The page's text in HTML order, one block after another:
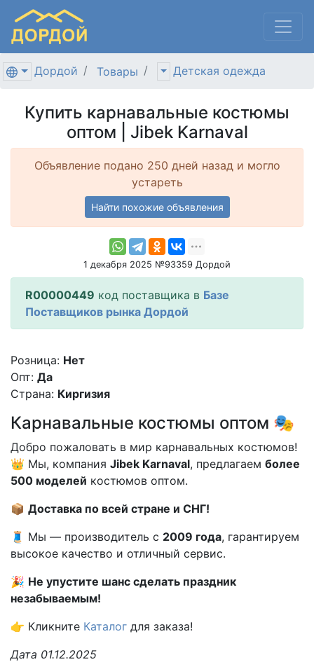
Дордой Товары Детская одежда
Купить карнавальные костюмы
оптом | Jibek Karnaval
Объявление подано 250 дней назад и могло
устареть
Найти похожие объявления
1 декабря 2025 №93359 Дордой
R00000449 код поставщика в Базе
Поставщиков рынка Дордой
Розница: Нет
Опт: Да
Страна: Киргизия
Карнавальные костюмы оптом 🎭
Добро пожаловать в мир карнавальных костюмов!
👑 Мы, компания Jibek Karnaval, предлагаем более
500 моделей костюмов оптом.
📦 Доставка по всей стране и СНГ!
🧵 Мы — производитель с 2009 года, гарантируем
высокое качество и отличный сервис.
🎉 Не упустите шанс сделать праздник
незабываемым!
👉 Кликните Каталог для заказа!
Дата 01.12.2025